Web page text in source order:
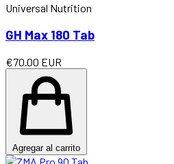
Universal Nutrition
GH Max 180 Tab
€70.00 EUR
Agregar al carrito